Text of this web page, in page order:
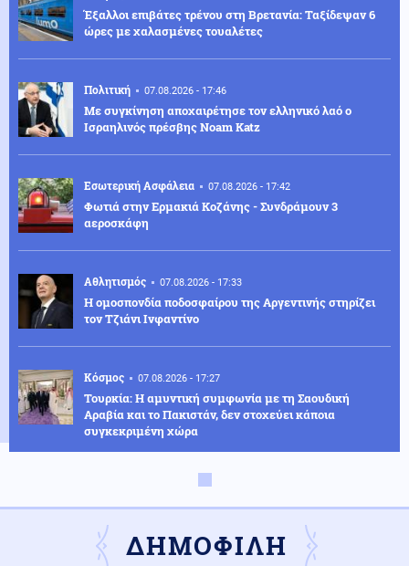
Έξαλλοι επιβάτες τρένου στη Βρετανία: Ταξίδεψαν 6
ώρες με χαλασμένες τουαλέτες
Πολιτική 07.08.2026 - 17:46
Με συγκίνηση αποχαιρέτησε τον ελληνικό λαό ο
Ισραηλινός πρέσβης Noam Katz
Εσωτερική Ασφάλεια 07.08.2026 - 17:42
Φωτιά στην Ερμακιά Κοζάνης - Συνδράμουν 3
αεροσκάφη
Αθλητισμός 07.08.2026 - 17:33
Η ομοσπονδία ποδοσφαίρου της Αργεντινής στηρίζει
τον Τζιάνι Ινφαντίνο
Κόσμος 07.08.2026 - 17:27
Τουρκία: Η αμυντική συμφωνία με τη Σαουδική
Αραβία και το Πακιστάν, δεν στοχεύει κάποια
συγκεκριμένη χώρα
ΔΗΜΟΦΙΛΗ